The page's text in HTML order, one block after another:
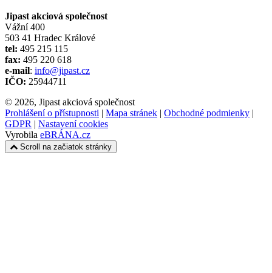
Jipast akciová společnost
Vážní 400
503 41 Hradec Králové
tel: 495 215 115
fax: 495 220 618
e-mail: info@jipast.cz
IČO: 25944711
© 2026, Jipast akciová společnost
Prohlášení o přístupnosti | Mapa stránek | Obchodné podmienky |
GDPR | Nastavení cookies
Vyrobila eBRÁNA.cz
Scroll na začiatok stránky